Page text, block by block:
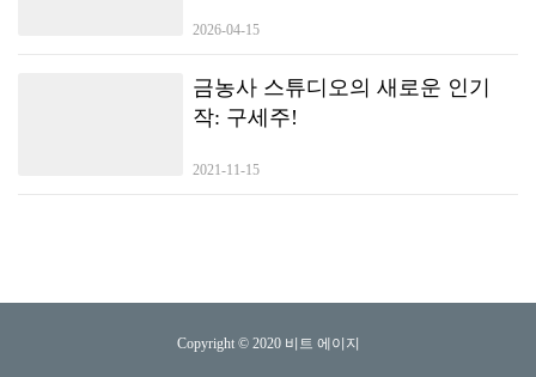
소: 개별 초청장으로 공지 ⚫️주제: edgeX CONNECTS ALL시간: 9월 25
Cheongdam링크: https://luma.com/sekn6c7h ⚫️주제: Super Social Night |
KOL Networking Party시간: 9월 26일 18:00~24:00장소: Avecque
Cheongdam링크: https://luma.com/omhoof70 특히 주목할 만한 점은,
Trading Competition)’**를 개최한다는 것이다. 이 혁신적인 이벤트
를 선보이며, 강력한 자원 통합 능력과 시장 개척 역량을 증명할 예정이다.
는 법적 책임 이전을 통해
LIMITED로 이전되었습니다.
2026-04-15
금농사 스튜디오의 새로운 인기
작: 구세주!
2021-11-15
Copyright © 2020 비트 에이지